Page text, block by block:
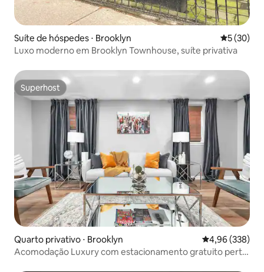
Suíte de hóspedes ⋅ Brooklyn 5 de uma
5 (30)
Luxo moderno em Brooklyn Townhouse, suíte privativa
Superhost
Superhost
Quarto privativo ⋅ Brooklyn 4,96 de uma
4,96 (338)
Acomodação Luxury com estacionamento gratuito perto